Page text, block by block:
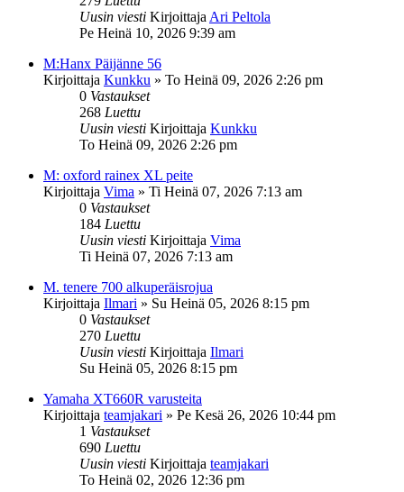
Uusin viesti Kirjoittaja Ari Peltola
Pe Heinä 10, 2026 9:39 am
M:Hanx Päijänne 56
Kirjoittaja Kunkku » To Heinä 09, 2026 2:26 pm
0 Vastaukset
268 Luettu
Uusin viesti Kirjoittaja Kunkku
To Heinä 09, 2026 2:26 pm
M: oxford rainex XL peite
Kirjoittaja Vima » Ti Heinä 07, 2026 7:13 am
0 Vastaukset
184 Luettu
Uusin viesti Kirjoittaja Vima
Ti Heinä 07, 2026 7:13 am
M. tenere 700 alkuperäisrojua
Kirjoittaja Ilmari » Su Heinä 05, 2026 8:15 pm
0 Vastaukset
270 Luettu
Uusin viesti Kirjoittaja Ilmari
Su Heinä 05, 2026 8:15 pm
Yamaha XT660R varusteita
Kirjoittaja teamjakari » Pe Kesä 26, 2026 10:44 pm
1 Vastaukset
690 Luettu
Uusin viesti Kirjoittaja teamjakari
To Heinä 02, 2026 12:36 pm